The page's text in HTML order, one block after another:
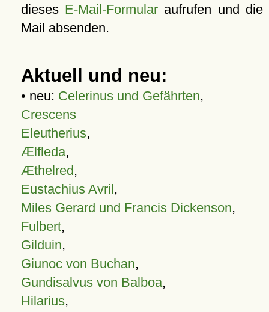
dieses E-Mail-Formular aufrufen und die
Mail absenden.
Aktuell und neu:
• neu: Celerinus und Gefährten,
Crescens
Eleutherius,
Ælfleda,
Æthelred,
Eustachius Avril,
Miles Gerard und Francis Dickenson,
Fulbert,
Gilduin,
Giunoc von Buchan,
Gundisalvus von Balboa,
Hilarius,